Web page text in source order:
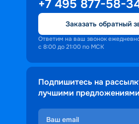
+7 495 877-58-
Заказать обратный
Ответим на ваш звонок
с 8:00 до 21:00 по МСК
Подпишитесь на
лучшими предложениями